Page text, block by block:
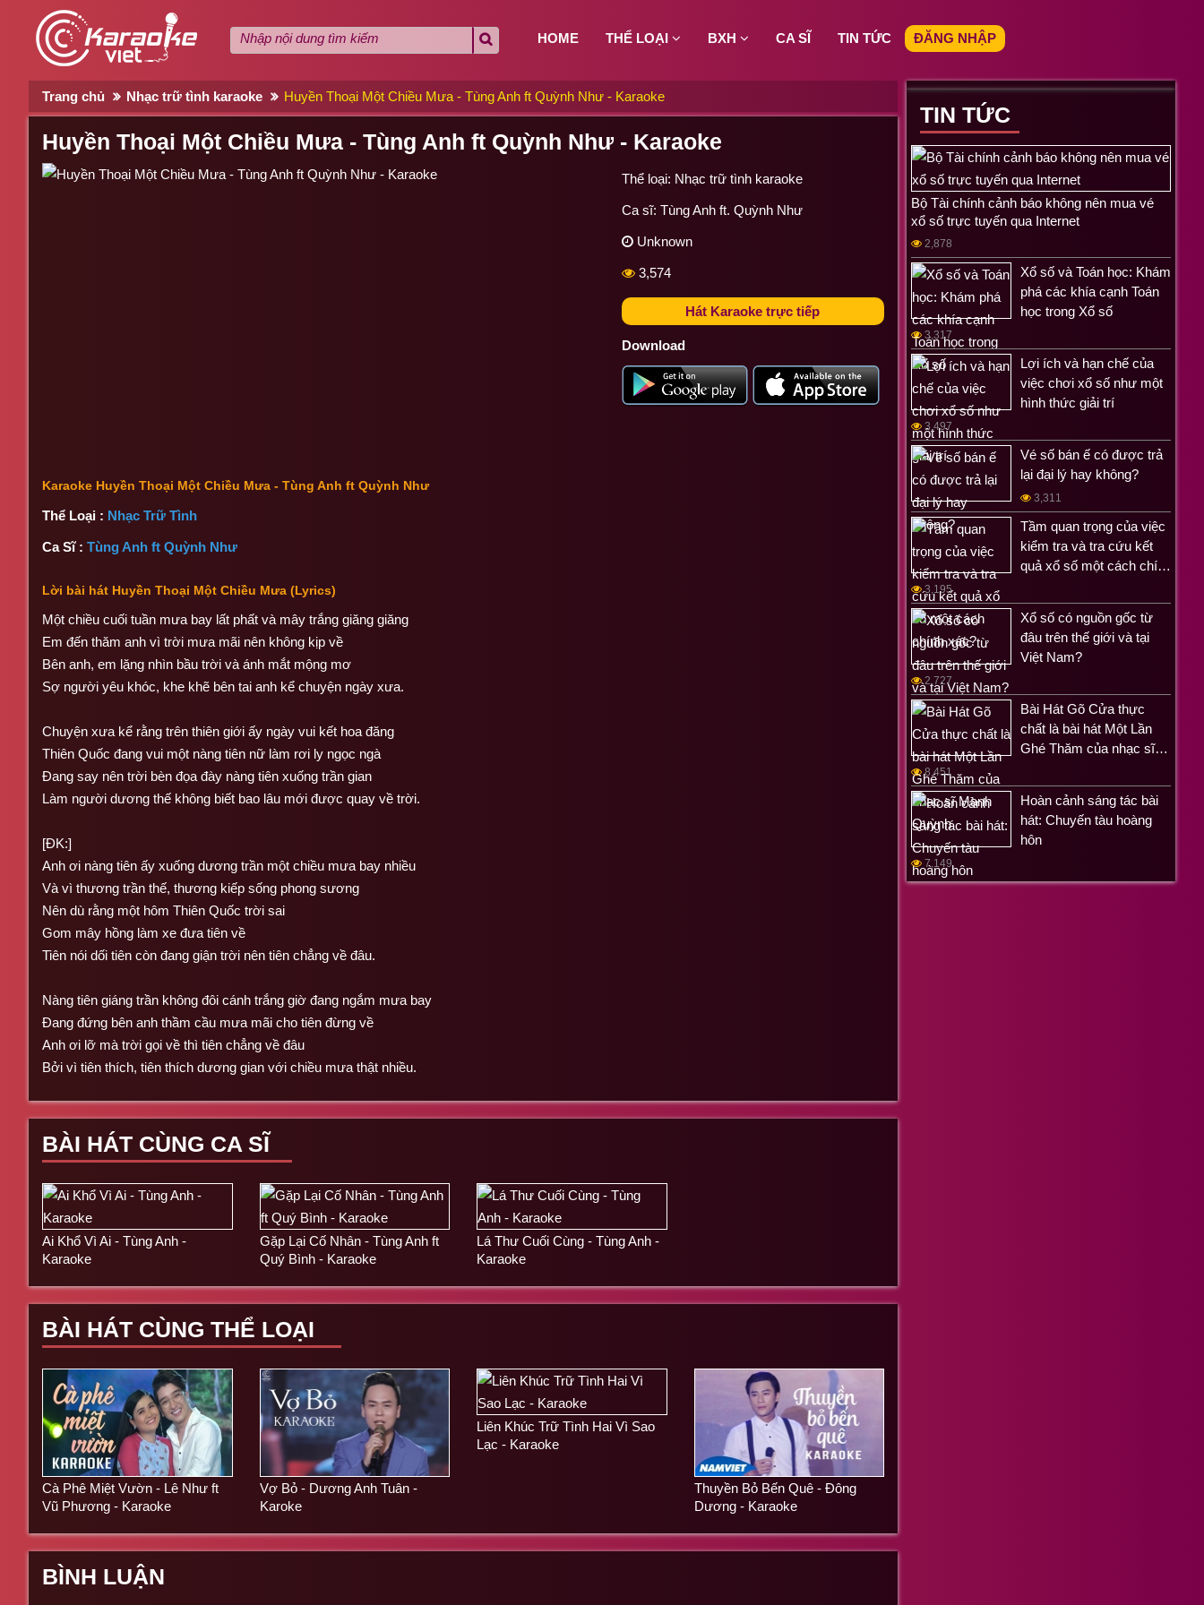
HOME THỂ LOẠI BXH CA SĨ TIN TỨC ĐĂNG NHẬP
Trang chủ Nhạc trữ tình karaoke Huyền Thoại Một Chiều Mưa - Tùng Anh ft Quỳnh Như - Karaoke
Huyền Thoại Một Chiều Mưa - Tùng Anh ft Quỳnh Như - Karaoke
Thể loại: Nhạc trữ tình karaoke
Ca sĩ: Tùng Anh ft. Quỳnh Như
Unknown
3,574
Hát Karaoke trực tiếp
Download
Karaoke Huyền Thoại Một Chiều Mưa - Tùng Anh ft Quỳnh Như
Thể Loại : Nhạc Trữ Tình
Ca Sĩ : Tùng Anh ft Quỳnh Như
Lời bài hát Huyền Thoại Một Chiều Mưa (Lyrics)
Một chiều cuối tuần mưa bay lất phất và mây trắng giăng giăng
Em đến thăm anh vì trời mưa mãi nên không kịp về
Bên anh, em lặng nhìn bầu trời và ánh mắt mộng mơ
Sợ người yêu khóc, khe khẽ bên tai anh kể chuyện ngày xưa.
Chuyện xưa kể rằng trên thiên giới ấy ngày vui kết hoa đăng
Thiên Quốc đang vui một nàng tiên nữ làm rơi ly ngọc ngà
Đang say nên trời bèn đọa đày nàng tiên xuống trần gian
Làm người dương thế không biết bao lâu mới được quay về trời.
[ĐK:]
Anh ơi nàng tiên ấy xuống dương trần một chiều mưa bay nhiều
Và vì thương trần thế, thương kiếp sống phong sương
Nên dù rằng một hôm Thiên Quốc trời sai
Gom mây hồng làm xe đưa tiên về
Tiên nói dối tiên còn đang giận trời nên tiên chẳng về đâu.
Nàng tiên giáng trần không đôi cánh trắng giờ đang ngắm mưa bay
Đang đứng bên anh thầm cầu mưa mãi cho tiên đừng về
Anh ơi lỡ mà trời gọi về thì tiên chẳng về đâu
Bởi vì tiên thích, tiên thích dương gian với chiều mưa thật nhiều.
BÀI HÁT CÙNG CA SĨ
Ai Khổ Vì Ai - Tùng Anh -
Karaoke
Gặp Lại Cố Nhân - Tùng Anh ft
Quý Bình - Karaoke
Lá Thư Cuối Cùng - Tùng Anh -
Karaoke
BÀI HÁT CÙNG THỂ LOẠI
Cà Phê Miệt Vườn - Lê Như ft
Vũ Phương - Karaoke
Vợ Bỏ - Dương Anh Tuân -
Karoke
Liên Khúc Trữ Tình Hai Vì Sao
Lạc - Karaoke
Thuyền Bỏ Bến Quê - Đông
Dương - Karaoke
BÌNH LUẬN
TIN TỨC
Bộ Tài chính cảnh báo không nên mua vé
xổ số trực tuyến qua Internet
2,878
Xổ số và Toán học: Khám
phá các khía cạnh Toán
học trong Xổ số
3,317
Lợi ích và hạn chế của
việc chơi xổ số như một
hình thức giải trí
3,497
Vé số bán ế có được trả
lại đại lý hay không?
3,311
Tầm quan trọng của việc
kiểm tra và tra cứu kết
quả xổ số một cách chí…
3,195
Xổ số có nguồn gốc từ
đâu trên thế giới và tại
Việt Nam?
2,727
Bài Hát Gõ Cửa thực
chất là bài hát Một Lần
Ghé Thăm của nhạc sĩ…
8,451
Hoàn cảnh sáng tác bài
hát: Chuyến tàu hoàng
hôn
7,149